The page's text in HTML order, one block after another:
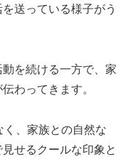
送っている様子がう
を続ける一方で、家
わってきます。
、家族との自然な
せるクールな印象と